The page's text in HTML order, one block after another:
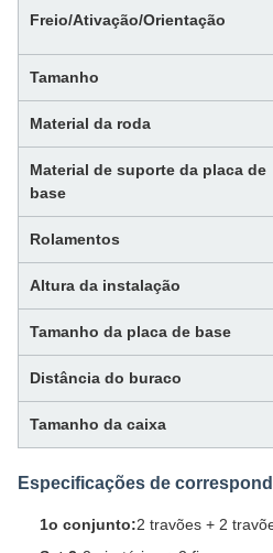
Freio/Ativação/Orientação
Tamanho
Material da roda
Material de suporte da placa de
base
Rolamentos
Altura da instalação
Tamanho da placa de base
Distância do buraco
Tamanho da caixa
Especificações de
1o conjunto:2 travões + 2